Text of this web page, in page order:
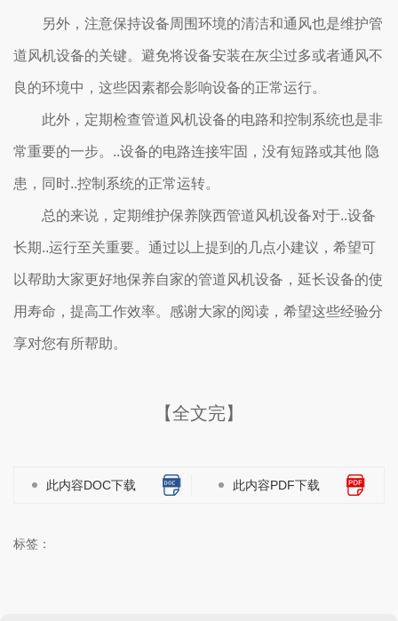
另外，注意保持设备周围环境的清洁和通风也是维护管
道风机设备的关键。避免将设备安装在灰尘过多或者通风不
良的环境中，这些因素都会影响设备的正常运行。
此外，定期检查管道风机设备的电路和控制系统也是非
常重要的一步。..设备的电路连接牢固，没有短路或其他 隐
患，同时..控制系统的正常运转。
总的来说，定期维护保养陕西管道风机设备对于..设备
长期..运行至关重要。通过以上提到的几点小建议，希望可
以帮助大家更好地保养自家的管道风机设备，延长设备的使
用寿命，提高工作效率。感谢大家的阅读，希望这些经验分
享对您有所帮助。
【全文完】
此内容DOC下载 此内容PDF下载
标签：